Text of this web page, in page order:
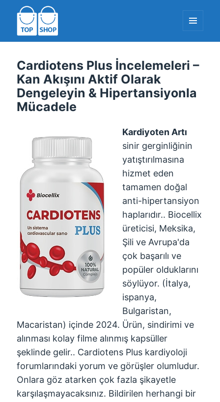
VE
Cardiotens Plus İncelemeleri –
Kan Akışını Aktif Olarak
Dengeleyin & Hipertansiyonla
Mücadele
Kardiyoten Artı
sinir gerginliğinin
yatıştırılmasına
hizmet eden
tamamen doğal
anti-hipertansiyon
haplarıdır.. Biocellix
üreticisi, Meksika,
Şili ve Avrupa'da
çok başarılı ve
popüler olduklarını
söylüyor. (İtalya,
ispanya,
Bulgaristan,
Macaristan) içinde 2024. Ürün, sindirimi ve
alınması kolay filme alınmış kapsüller
şeklinde gelir.. Cardiotens Plus kardiyoloji
forumlarındaki yorum ve görüşler olumludur.
Onlara göz atarken çok fazla şikayetle
karşılaşmayacaksınız. Bildirilen herhangi bir